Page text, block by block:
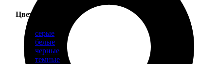
Цвет
серые
белые
черные
темные